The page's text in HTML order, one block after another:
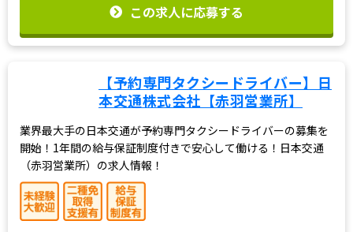
この求人に応募する
【予約専門タクシードライバー】日
本交通株式会社【赤羽営業所】
業界最大手の日本交通が予約専門タクシードライバーの募集を
開始！1年間の給与保証制度付きで安心して働ける！日本交通
（赤羽営業所）の求人情報！